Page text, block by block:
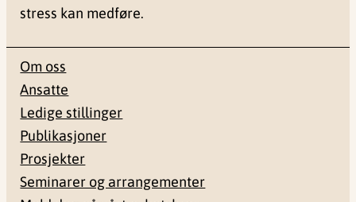
stress kan medføre.
Om oss
Ansatte
Ledige stillinger
Publikasjoner
Prosjekter
Seminarer og arrangementer